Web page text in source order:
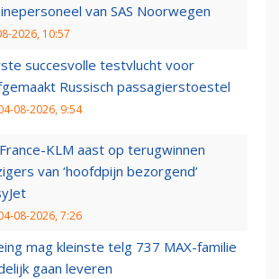
van SAS Noorwegen
2026, 10:57
succesvolle testvlucht voor
Russisch passagierstoestel
08-2026, 9:54
KLM aast op terugwinnen
van ‘hoofdpijn bezorgend’
08-2026, 7:26
mag kleinste telg 737 MAX-familie
gaan leveren